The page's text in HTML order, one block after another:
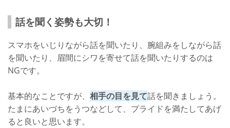
話を聞く姿勢も大切！
スマホをいじりながら話を聞いたり、腕組みをしながら話
を聞いたり、眉間にシワを寄せて話を聞いたりするのは
NGです。
基本的なことですが、 相手の目を見て話を聞きましょう。
たまにあいづちをうつなどして、プライドを満たしてあげ
ると良いと思います。